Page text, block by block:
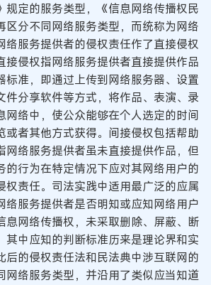
规定的服务类型，《信息网络传播权民
区分不同网络服务类型，而统称为网络
络服务提供者的侵权责任作了直接侵权
接侵权指网络服务提供者直接提供作品
标准，即通过上传到网络服务器、设置
件分享软件等方式，将作品、表演、录
网络中，使公众能够在个人选定的时间
或者其他方式获得。间接侵权包括帮助
网络服务提供者虽未直接提供作品，但
的行为在特定情况下应对其网络用户的
权责任。司法实践中适用最广泛的应属
络服务提供者是否明知或应知网络用户
息网络传播权，未采取删除、屏蔽、断
其中应知的判断标准历来是理论界和实
后的侵权责任法和民法典中涉互联网的
网络服务类型，并沿用了类似应当知道